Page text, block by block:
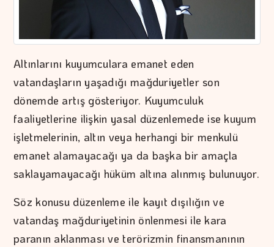
Altınlarını kuyumculara emanet eden
vatandaşların yaşadığı mağduriyetler son
dönemde artış gösteriyor. Kuyumculuk
faaliyetlerine ilişkin yasal düzenlemede ise kuyum
işletmelerinin, altın veya herhangi bir menkulü
emanet alamayacağı ya da başka bir amaçla
saklayamayacağı hüküm altına alınmış bulunuyor.
Söz konusu düzenleme ile kayıt dışılığın ve
vatandaş mağduriyetinin önlenmesi ile kara
paranın aklanması ve terörizmin finansmanının